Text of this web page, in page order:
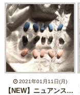
2021年01月11日(月)
【NEW】ニュアンスシンプルデザイン【1月定額ジェルネイル】